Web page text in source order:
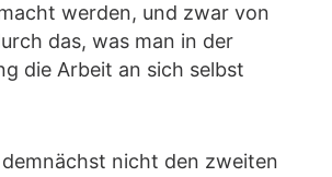
werden, und zwar von
das, was man in der
die Arbeit an sich selbst
demnächst nicht den zweiten